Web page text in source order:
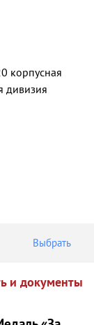
корпусная
дивизия
Выбрать
и документы